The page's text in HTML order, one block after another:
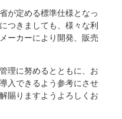
が定める標準仕様となっ
つきましても、様々な利
ーカーにより開発、販売
理に努めるとともに、お
入できるよう参考にさせ
賜りますようよろしくお